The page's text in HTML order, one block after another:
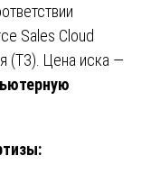
Sales Cloud
(ТЗ). Цена иска —